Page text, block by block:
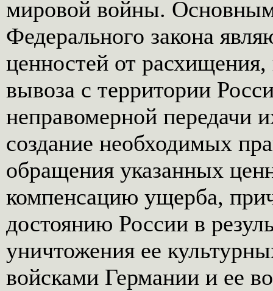
мировой войны.
Федерального закона
ценностей от
вывоза с территории
неправомерной передачи
создание необходимых
обращения указанных
компенсацию ущерба,
достоянию России в
уничтожения ее
войсками Германии и ее